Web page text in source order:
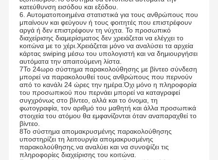
κατεύθυνση εισόδου και εξόδου.
6. Αυτοματοποιημένα στατιστικά για τους ανθρώπους που
μπαίνουν και φεύγουν ή τους φοιτητές που επιστρέφουν
αργά ή δεν επιστρέφουν τη νύχτα. Το προσωπικό
διαχείρισης διαμερίσματος δεν χρειάζεται να ελέγχει το
κοιτώνα με το χέρι.Χρειάζεται μόνο να αναλύσει τα αρχεία
κάρτας swiping μέσω του υπολογιστή και να δημιουργήσει
αυτόματα την απαιτούμενη λίστα.
7Το 24ωρο σύστημα παρακολούθησης με βίντεο σύνδεση
μπορεί να παρακολουθεί τους ανθρώπους που περνούν
από το κανάλι 24 ώρες την ημέρα.Όχι μόνο η πληροφορία
του προσωπικού που περνάει μπορεί να καταγραφεί
συγχρόνως στο βίντεο, αλλά και το όνομα, τη
φωτογραφία, τον αριθμό του μαθητή και άλλα προσωπικά
στοιχεία του ατόμου θα εμφανίζονται όταν αναπαραχθεί το
βίντεο.
8Το σύστημα απομακρυσμένης παρακολούθησης
υποστηρίζει τη λειτουργία απομακρυσμένης
παρακολούθησης.να αναλύει και να συνοψίζει τις
πληροφορίες διαχείρισης του κοιτώνα.